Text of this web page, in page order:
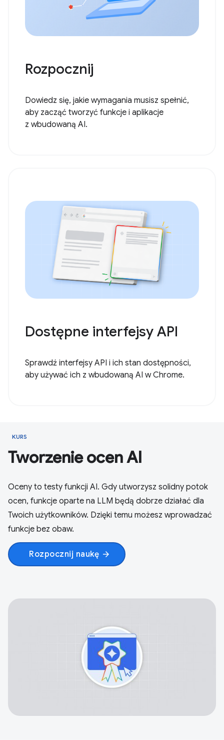
Rozpocznij
Dowiedz się, jakie wymagania musisz spełnić,
aby zacząć tworzyć funkcje i aplikacje
z wbudowaną AI.
Dostępne interfejsy API
Sprawdź interfejsy API i ich stan dostępności,
aby używać ich z wbudowaną AI w Chrome.
KURS
Tworzenie ocen AI
Oceny to testy funkcji AI. Gdy utworzysz solidny potok
ocen, funkcje oparte na LLM będą dobrze działać dla
Twoich użytkowników. Dzięki temu możesz wprowadzać
funkcje bez obaw.
Rozpocznij naukę arrow_forward